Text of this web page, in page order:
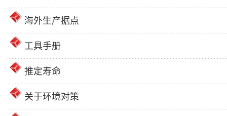
海外生产据点
工具手册
推定寿命
关于环境对策